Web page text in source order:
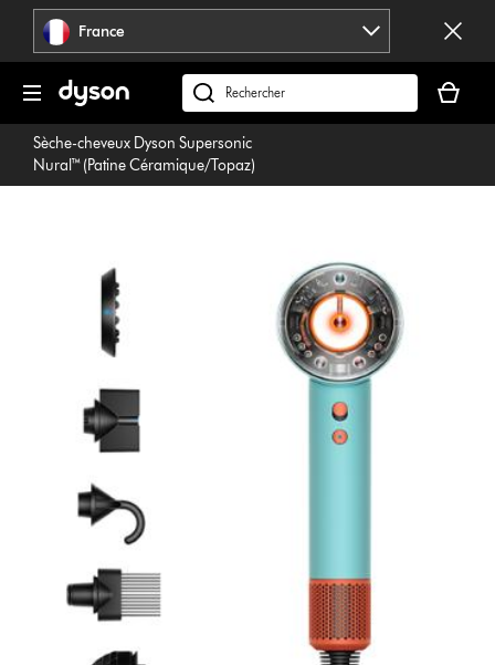
Sauter
pages
France
Rechercher
des
produits
panier
est
Sèche-cheveux Dyson Supersonic
Nural™ (Patine Céramique/Topaz)